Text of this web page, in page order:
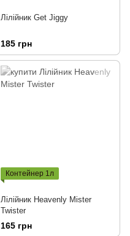
Лілійник Get Jiggy
185 грн
Контейнер 1л
Лілійник Heavenly Mister
Twister
165 грн